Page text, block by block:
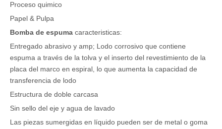
Proceso quimico
Papel & Pulpa
Bomba de espuma caracteristicas:
Entregado abrasivo y amp; Lodo corrosivo que contiene
espuma a través de la tolva y el inserto del revestimiento de la
placa del marco en espiral, lo que aumenta la capacidad de
transferencia de lodo
Estructura de doble carcasa
Sin sello del eje y agua de lavado
Las piezas sumergidas en líquido pueden ser de metal o goma